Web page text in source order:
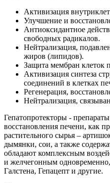
Активизация
Улучшение и
Антиоксидантное
свободных радикалов.
Нейтрализация,
жиров (липидов).
Защита мембран клеток
Активизация синтеза
соединений в клетках
Регенерация,
Нейтрализация,
Гепатопротекторы -
восстановления печени, как
растительного сырья –
дымянки, сои, а также
обладают комплексным
и желчегонным
Галстена, Гепацепт и другие.